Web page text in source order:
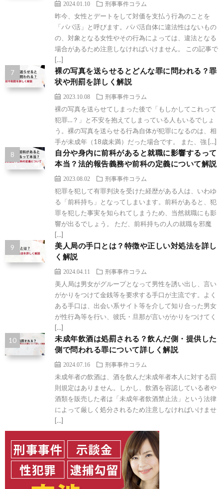
2024.01.10 刑事事件コラム
昨今、女性とデートをして対価を支払う行為のことを
「パパ活」と呼びます。パパ活自体に違法性はないもの
の、対象となる女性やその行為によっては、違法となる
場合があるため注意しなければいけません。 この記事で
[…]
裸の写真を送らせるとどんな罪に問われる？罪
状や刑罰を詳しく解説
2023.10.08 刑事事件コラム
裸の写真を送らせてしまった後で「もしかしてこれって
犯罪…？」と不安を抱えてしまっている人もいるでしょ
う。裸の写真を送らせる行為自体が犯罪になるのは、相
手が未成年（18歳未満）だった場合です。 また、強 […]
自分や身内に前科があると就職に影響するって
本当？法的報告義務や前科の定義について解説
2023.08.02 刑事事件コラム
犯罪を犯して有罪判決を受けた経歴がある人は、いわゆ
る「前科持ち」となってしまいます。前科があると、犯
罪を犯した事実を知られてしまうため、当然就職にも影
響が出るでしょう。 ただ、前科持ちの人の就職を邪魔
[…]
美人局の手口とは？特徴や正しい対処法を詳し
く解説
2024.04.11 刑事事件コラム
美人局は男女がグループとなって男性を誘い出し、言い
がかりをつけて金銭等を要求する手口が主流です。よく
ある手口は、出会い系サイト等を介して知り合った男女
が性行為等を行い、彼氏・旦那が言いがかりをつけてく
[…]
未成年飲酒は処罰される？飲んだ側・提供した
側で問われる罪について詳しく解説
2024.07.16 刑事事件コラム
未成年者の飲酒は、酒を飲んだ未成年者本人に対する罰
則規定はありません。しかし、飲酒を容認している者や
酒類を販売した者は「未成年者飲酒禁止法」という法律
によって厳しく処分されるため注意しなければいけませ
[…]